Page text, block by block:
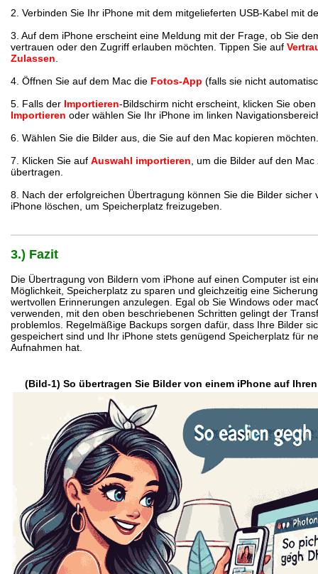
2. Verbinden Sie Ihr iPhone mit dem mitgelieferten USB-Kabel mit
3. Auf dem iPhone erscheint eine Meldung mit der Frage, ob Sie
vertrauen oder den Zugriff erlauben möchten. Tippen Sie auf
Zulassen
4. Öffnen Sie auf dem Mac die Fotos-App (falls sie nicht
5. Falls der Importieren-Bildschirm nicht erscheint, klicken Sie
Importieren oder wählen Sie Ihr iPhone im linken
6. Wählen Sie die Bilder aus, die Sie auf den Mac kopieren möchten.
7. Klicken Sie auf Auswahl importieren , um die Bilder auf den Mac
übertragen.
8. Nach der erfolgreichen Übertragung können Sie die Bilder sicher
iPhone löschen, um Speicherplatz freizugeben.
3.) Fazit
Die Übertragung von Bildern vom iPhone auf einen Computer ist
Möglichkeit, Speicherplatz zu sparen und gleichzeitig eine
wertvollen Erinnerungen anzulegen. Egal ob Sie Windows oder
verwenden, mit den oben beschriebenen Schritten gelingt der
problemlos. Regelmäßige Backups sorgen dafür, dass Ihre Bilder
gespeichert sind und Ihr iPhone stets genügend Speicherplatz für
Aufnahmen hat.
(Bild-1) So übertragen Sie Bilder von einem iPhone auf